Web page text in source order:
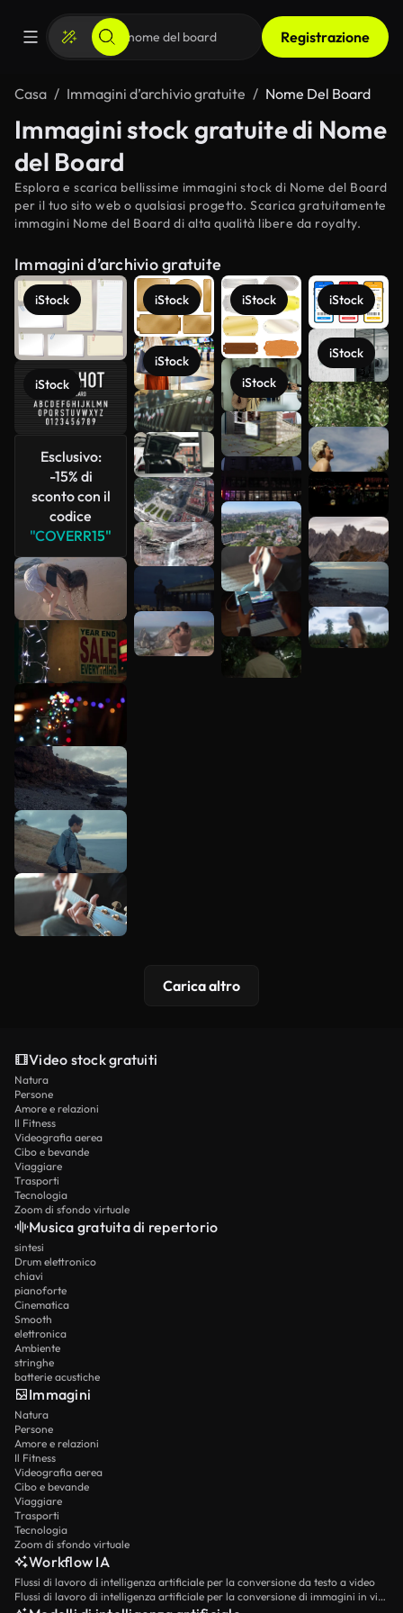
Registrazione
Casa Immagini d’archivio gratuite Nome Del Board
Immagini stock gratuite di Nome
del Board
Esplora e scarica bellissime immagini stock di Nome del Board
per il tuo sito web o qualsiasi progetto. Scarica gratuitamente
immagini Nome del Board di alta qualità libere da royalty.
Immagini d’archivio gratuite
iStock
iStock
Esclusivo:
-15% di
sconto con il
codice
"COVERR15"
iStock
iStock
iStock
iStock
iStock
iStock
Scopri di
più
Carica altro
Video stock gratuiti
Natura
Persone
Amore e relazioni
Il Fitness
Videografia aerea
Cibo e bevande
Viaggiare
Trasporti
Tecnologia
Zoom di sfondo virtuale
Musica gratuita di repertorio
sintesi
Drum elettronico
chiavi
pianoforte
Cinematica
Smooth
elettronica
Ambiente
stringhe
batterie acustiche
Immagini
Natura
Persone
Amore e relazioni
Il Fitness
Videografia aerea
Cibo e bevande
Viaggiare
Trasporti
Tecnologia
Zoom di sfondo virtuale
Workflow IA
Flussi di lavoro di intelligenza artificiale per la conversione da testo a video
Flussi di lavoro di intelligenza artificiale per la conversione di immagini in video